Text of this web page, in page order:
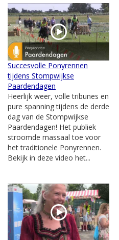
Succesvolle Ponyrennen
tijdens Stompwijkse
Paardendagen
Heerlijk weer, volle tribunes en
pure spanning tijdens de derde
dag van de Stompwijkse
Paardendagen! Het publiek
stroomde massaal toe voor
het traditionele Ponyrennen.
Bekijk in deze video het...